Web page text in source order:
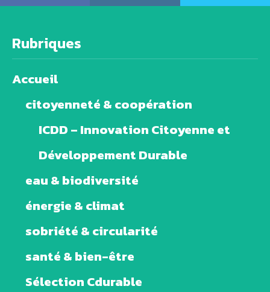
Rubriques
Accueil
citoyenneté & coopération
ICDD – Innovation Citoyenne et
Développement Durable
eau & biodiversité
énergie & climat
sobriété & circularité
santé & bien-être
Sélection Cdurable